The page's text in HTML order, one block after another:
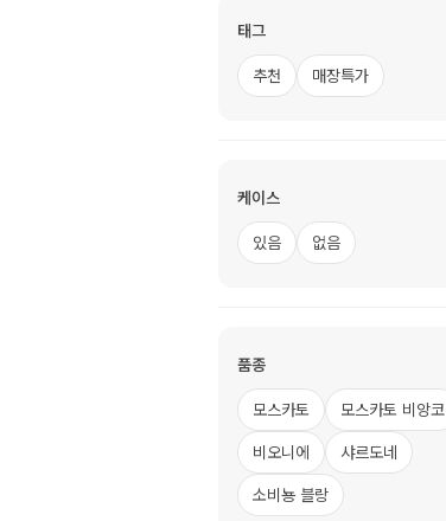
태그
추천 매장특가
케이스
있음 없음
품종
모스카토 모스카토 비앙코
비오니에 샤르도네
소비뇽 블랑